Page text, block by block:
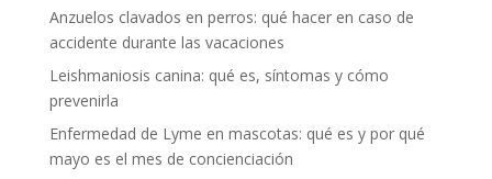
Anzuelos clavados en perros: qué hacer en caso de
accidente durante las vacaciones
Leishmaniosis canina: qué es, síntomas y cómo
prevenirla
Enfermedad de Lyme en mascotas: qué es y por qué
mayo es el mes de concienciación